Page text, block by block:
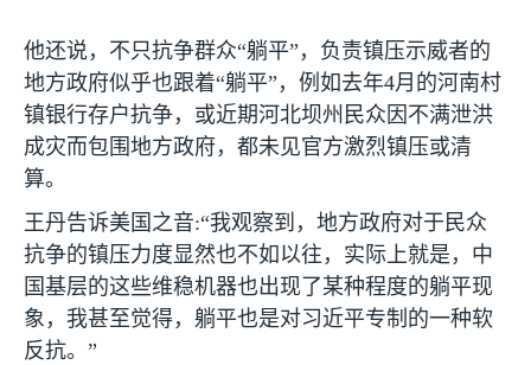
他还说，不只抗争群众“躺平”，负责镇压示威者的
地方政府似乎也跟着“躺平”，例如去年4月的河南村
镇银行存户抗争，或近期河北坝州民众因不满泄洪
成灾而包围地方政府，都未见官方激烈镇压或清
算。
王丹告诉美国之音:“我观察到，地方政府对于民众
抗争的镇压力度显然也不如以往，实际上就是，中
国基层的这些维稳机器也出现了某种程度的躺平现
象，我甚至觉得，躺平也是对习近平专制的一种软
反抗。”